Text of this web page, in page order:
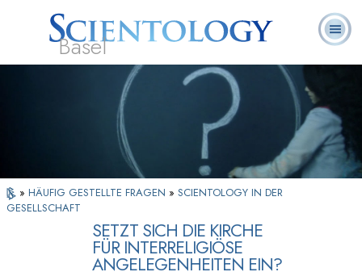
Basel
Was ist
Scientology?
Ehrenamtliche
Geistliche
Häufig
gestellte
Fragen
» HÄUFIG GESTELLTE FRAGEN » SCIENTOLOGY IN DER
GESELLSCHAFT
SETZT SICH DIE KIRCHE
FÜR INTERRELIGIÖSE
ANGELEGENHEITEN EIN?